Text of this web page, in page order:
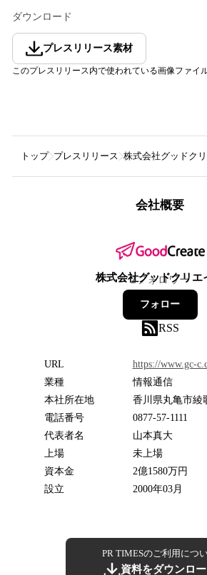
ダウンロード
プレスリリース素材
このプレスリリース内で使われている画像ファイ
トップ プレスリリース 株式会社グッドク
会社概要
株式会社グッドクリエ
2フォロワー
フォロー
RSS
URL
https://www.gc-
業種
情報通信
本社所在地
香川県丸亀市綾
電話番号
0877-57-1111
代表者名
山本真大
上場
未上場
資本金
2億1580万円
設立
2000年03月
PR TIMESのご利用につ
資料をダウンロ